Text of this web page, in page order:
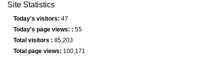
Site Statistics
Today's visitors: 47
Today's page views: : 55
Total visitors : 85,203
Total page views: 100,171